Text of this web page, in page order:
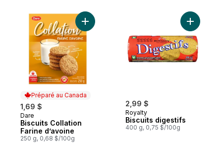
Préparé au Canada
1,69 $
Préparé au Canada
Dare
Biscuits Collation
Farine d’avoine
250 g, 0,68 $/100g
Ajouter Biscuits Collation Farine d’avoine
2,99 $
Royalty
Biscuits digestifs
400 g, 0,75 $/100g
Ajouter